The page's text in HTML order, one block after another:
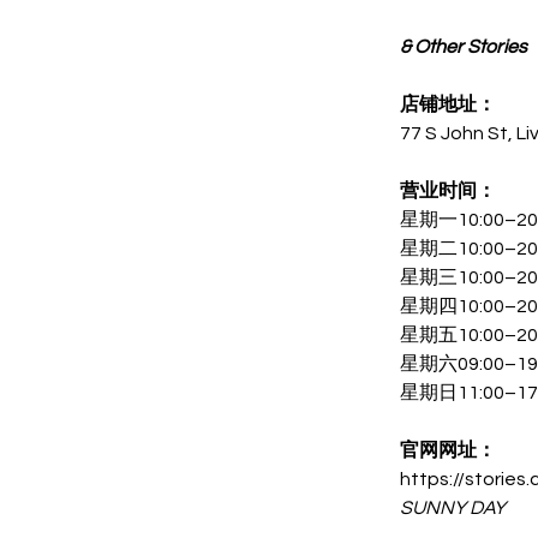
& Other Stories
店铺地址：
77 S John St,
营业时间：
星期一
星期二
星期三
星期四
星期五
星期六
星期日
官网网址：
https://
SUNNY DAY